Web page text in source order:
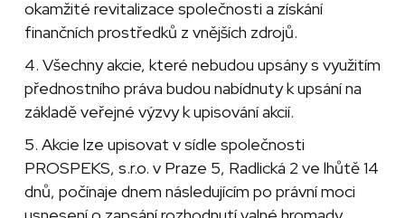
okamžité revitalizace společnosti a získání
finančních prostředků z vnějších zdrojů.
4. Všechny akcie, které nebudou upsány s využitím
přednostního práva budou nabídnuty k upsání na
základě veřejné výzvy k upisování akcií.
5. Akcie lze upisovat v sídle společnosti
PROSPEKS, s.r.o. v Praze 5, Radlická 2 ve lhůtě 14
dnů, počínaje dnem následujícím po právní moci